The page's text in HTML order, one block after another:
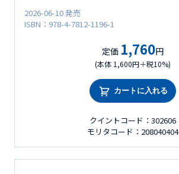
2026-06-10 発売
ISBN：978-4-7812-1196-1
定価 1,760円
(本体 1,600円＋税10%)
カートに入れる
クイントコード：302606
モリタコード：208040404